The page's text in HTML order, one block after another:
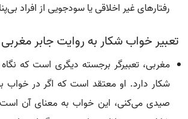
رفتارهای غیر اخلاقی یا سودجویی از افراد
تعبیر خواب شکار به روایت جابر مغربی
مغربی، تعبیرگر برجسته دیگری است که
شکار دارد. او معتقد است که اگر در خواب
صیدی می‌کنی، این خواب به معنای آن است